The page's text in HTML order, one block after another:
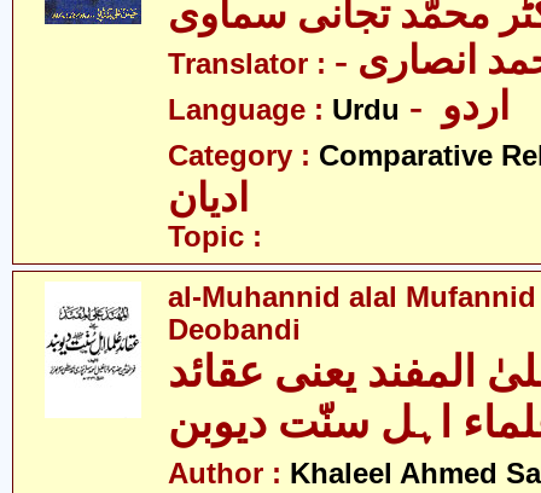
محمّد تجانی سماوی
Translator : انصاری
Language : Urdu
Category : Comparative
ادیان
Topic :
al-Muhannid alal Mufannid
Deobandi
المفند یعنی عقائد
اہل سنّت دیوبن
Author : Khaleel Ahmed